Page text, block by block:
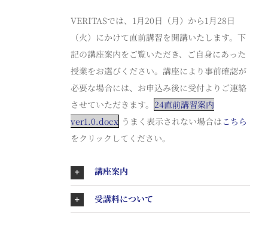
VERITASでは、1月20日（月）から1月28日
（火）にかけて直前講習を開講いたします。下
記の講座案内をご覧いただき、ご自身にあった
授業をお選びください。講座により事前確認が
必要な場合には、お申込み後に受付よりご連絡
させていただきます。 24直前講習案内
ver1.0.docx うまく表示されない場合は こちら
をクリックしてください。
講座案内
受講料について